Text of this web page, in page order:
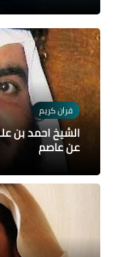
قران كريم
الشيخ احمد بن
عن عاصم